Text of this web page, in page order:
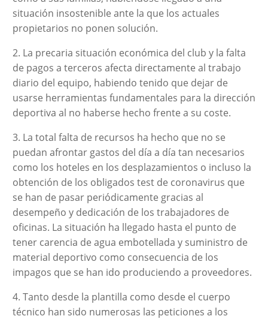
situación insostenible ante la que los actuales
propietarios no ponen solución.
2. La precaria situación económica del club y la falta
de pagos a terceros afecta directamente al trabajo
diario del equipo, habiendo tenido que dejar de
usarse herramientas fundamentales para la dirección
deportiva al no haberse hecho frente a su coste.
3. La total falta de recursos ha hecho que no se
puedan afrontar gastos del día a día tan necesarios
como los hoteles en los desplazamientos o incluso la
obtención de los obligados test de coronavirus que
se han de pasar periódicamente gracias al
desempeño y dedicación de los trabajadores de
oficinas. La situación ha llegado hasta el punto de
tener carencia de agua embotellada y suministro de
material deportivo como consecuencia de los
impagos que se han ido produciendo a proveedores.
4. Tanto desde la plantilla como desde el cuerpo
técnico han sido numerosas las peticiones a los